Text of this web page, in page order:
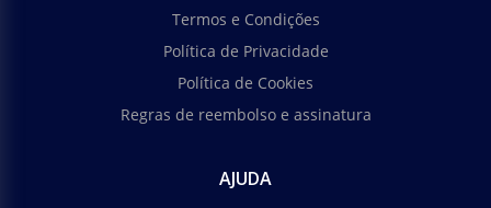
Termos e Condições
Política de Privacidade
Política de Cookies
Regras de reembolso e assinatura
AJUDA